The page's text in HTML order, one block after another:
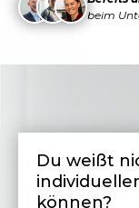
beim
Du weißt
können?